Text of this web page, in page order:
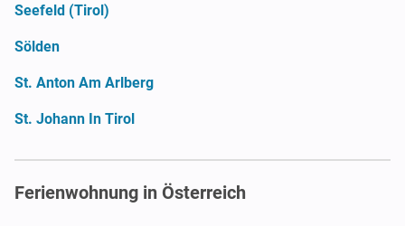
Seefeld (Tirol)
Sölden
St. Anton Am Arlberg
St. Johann In Tirol
Ferienwohnung in Österreich